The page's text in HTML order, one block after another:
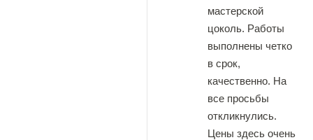
мастерской
цоколь. Работы
выполнены четко
в срок,
качественно. На
все просьбы
откликнулись.
Цены здесь очень